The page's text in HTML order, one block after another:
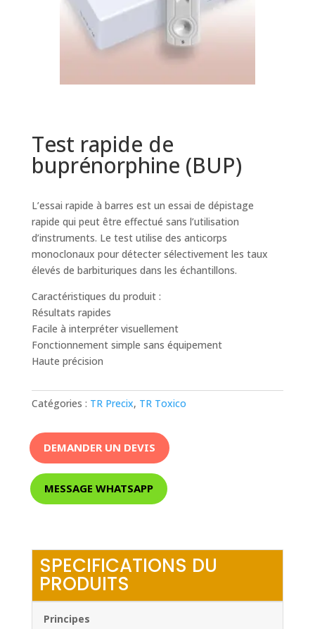
Test rapide de
buprénorphine (BUP)
L’essai rapide à barres est un essai de dépistage
rapide qui peut être effectué sans l’utilisation
d’instruments. Le test utilise des anticorps
monoclonaux pour détecter sélectivement les taux
élevés de barbituriques dans les échantillons.
Caractéristiques du produit :
Résultats rapides
Facile à interpréter visuellement
Fonctionnement simple sans équipement
Haute précision
Catégories : TR Precix, TR Toxico
DEMANDER UN DEVIS
MESSAGE WHATSAPP
SPECIFICATIONS DU
PRODUITS
Principes